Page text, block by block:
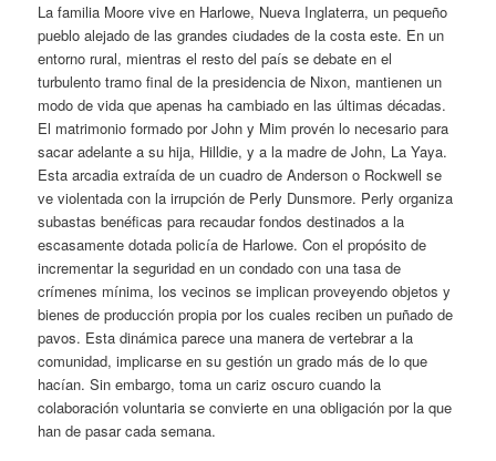
La familia Moore vive en Harlowe, Nueva Inglaterra, un pequeño
pueblo alejado de las grandes ciudades de la costa este. En un
entorno rural, mientras el resto del país se debate en el
turbulento tramo final de la presidencia de Nixon, mantienen un
modo de vida que apenas ha cambiado en las últimas décadas.
El matrimonio formado por John y Mim provén lo necesario para
sacar adelante a su hija, Hilldie, y a la madre de John, La Yaya.
Esta arcadia extraída de un cuadro de Anderson o Rockwell se
ve violentada con la irrupción de Perly Dunsmore. Perly organiza
subastas benéficas para recaudar fondos destinados a la
escasamente dotada policía de Harlowe. Con el propósito de
incrementar la seguridad en un condado con una tasa de
crímenes mínima, los vecinos se implican proveyendo objetos y
bienes de producción propia por los cuales reciben un puñado de
pavos. Esta dinámica parece una manera de vertebrar a la
comunidad, implicarse en su gestión un grado más de lo que
hacían. Sin embargo, toma un cariz oscuro cuando la
colaboración voluntaria se convierte en una obligación por la que
han de pasar cada semana.